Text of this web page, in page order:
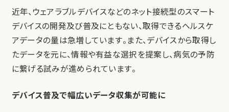
近年、ウェアラブルデバイスなどのネット接続型のスマート
デバイスの開発及び普及にともない、取得できるヘルスケ
アデータの量は急増しています。また、デバイスから取得し
たデータを元に、情報や有益な選択を提案し、病気の予防
に繋げる試みが進められています。
デバイス普及で幅広いデータ収集が可能に